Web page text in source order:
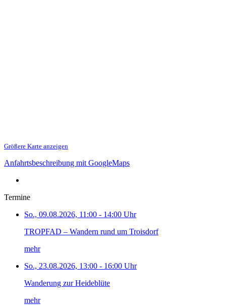
Größere Karte anzeigen
Anfahrtsbeschreibung mit GoogleMaps
Termine
So., 09.08.2026, 11:00 - 14:00 Uhr
TROPFAD – Wandern rund um Troisdorf
mehr
So., 23.08.2026, 13:00 - 16:00 Uhr
Wanderung zur Heideblüte
mehr